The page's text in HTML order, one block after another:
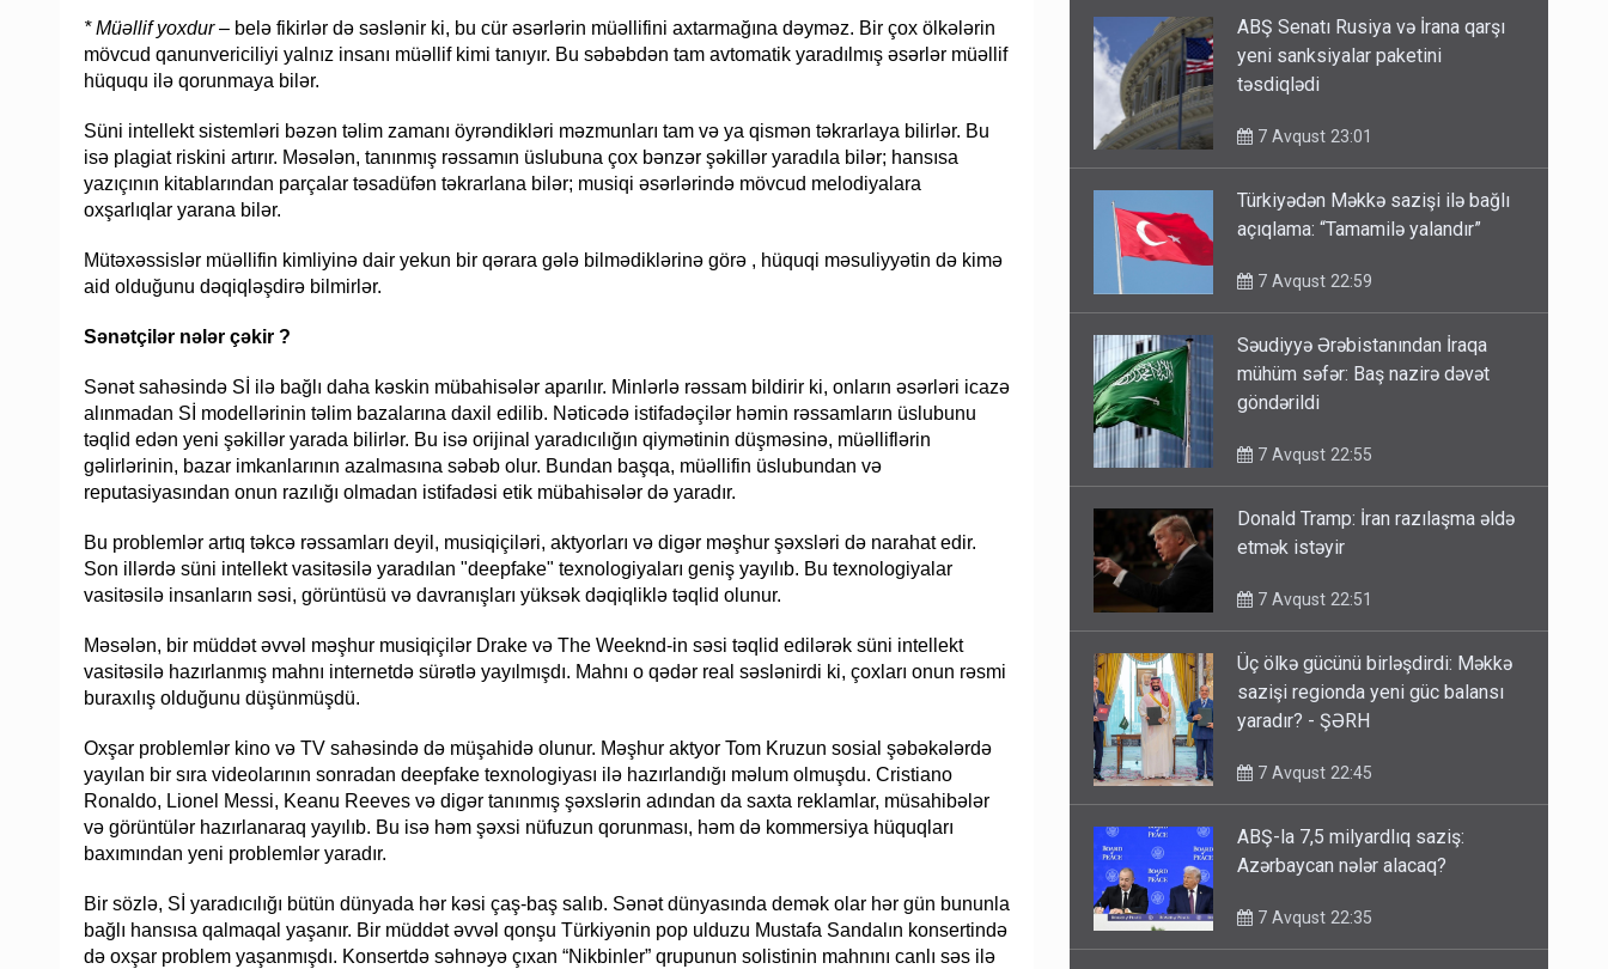
* Müəllif yoxdur– belə fikirlər də səslənir ki, bu cür əsərlərin müəllifini axtarmağına dəyməz. Bir çox ölkələrin
mövcud qanunvericiliyi yalnız insanı müəllif kimi tanıyır. Bu səbəbdən tam avtomatik yaradılmış əsərlər müəllif
hüququ ilə qorunmaya bilər.
Süni intellekt sistemləri bəzən təlim zamanı öyrəndikləri məzmunları tam və ya qismən təkrarlaya bilirlər. Bu
isə plagiat riskini artırır. Məsələn, tanınmış rəssamın üslubuna çox bənzər şəkillər yaradıla bilər; hansısa
yazıçının kitablarından parçalar təsadüfən təkrarlana bilər; musiqi əsərlərində mövcud melodiyalara
oxşarlıqlar yarana bilər.
Mütəxəssislər müəllifin kimliyinə dair yekun bir qərara gələ bilmədiklərinə görə , hüquqi məsuliyyətin də kimə
aid olduğunu dəqiqləşdirə bilmirlər.
Sənətçilər nələr çəkir ?
Sənət sahəsində Sİ ilə bağlı daha kəskin mübahisələr aparılır. Minlərlə rəssam bildirir ki, onların əsərləri icazə
alınmadan Sİ modellərinin təlim bazalarına daxil edilib. Nəticədə istifadəçilər həmin rəssamların üslubunu
təqlid edən yeni şəkillər yarada bilirlər. Bu isə orijinal yaradıcılığın qiymətinin düşməsinə, müəlliflərin
gəlirlərinin, bazar imkanlarının azalmasına səbəb olur. Bundan başqa, müəllifin üslubundan və
reputasiyasından onun razılığı olmadan istifadəsi etik mübahisələr də yaradır.
Bu problemlər artıq təkcə rəssamları deyil, musiqiçiləri, aktyorları və digər məşhur şəxsləri də narahat edir.
Son illərdə süni intellekt vasitəsilə yaradılan "deepfake" texnologiyaları geniş yayılıb. Bu texnologiyalar
vasitəsilə insanların səsi, görüntüsü və davranışları yüksək dəqiqliklə təqlid olunur.
Məsələn, bir müddət əvvəl məşhur musiqiçilər Drake və The Weeknd-in səsi təqlid edilərək süni intellekt
vasitəsilə hazırlanmış mahnı internetdə sürətlə yayılmışdı. Mahnı o qədər real səslənirdi ki, çoxları onun rəsmi
buraxılış olduğunu düşünmüşdü.
Oxşar problemlər kino və TV sahəsində də müşahidə olunur. Məşhur aktyor Tom Kruzun sosial şəbəkələrdə
yayılan bir sıra videolarının sonradan deepfake texnologiyası ilə hazırlandığı məlum olmuşdu. Cristiano
Ronaldo, Lionel Messi, Keanu Reeves və digər tanınmış şəxslərin adından da saxta reklamlar, müsahibələr
və görüntülər hazırlanaraq yayılıb. Bu isə həm şəxsi nüfuzun qorunması, həm də kommersiya hüquqları
baxımından yeni problemlər yaradır.
Bir sözlə, Sİ yaradıcılığı bütün dünyada hər kəsi çaş-baş salıb. Sənət dünyasında demək olar hər gün bununla
bağlı hansısa qalmaqal yaşanır. Bir müddət əvvəl qonşu Türkiyənin pop ulduzu Mustafa Sandalın konsertində
də oxşar problem yaşanmışdı. Konsertdə səhnəyə çıxan “Nikbinler” qrupunun solistinin mahnını canlı səs ilə
ABŞ Senatı Rusiya və İrana qarşı
yeni sanksiyalar paketini
təsdiqlədi
7 Avqust 23:01
Türkiyədən Məkkə sazişi ilə bağlı
açıqlama: “Tamamilə yalandır”
7 Avqust 22:59
Səudiyyə Ərəbistanından İraqa
mühüm səfər: Baş nazirə dəvət
göndərildi
7 Avqust 22:55
Donald Tramp: İran razılaşma əldə
etmək istəyir
7 Avqust 22:51
Üç ölkə gücünü birləşdirdi: Məkkə
sazişi regionda yeni güc balansı
yaradır? - ŞƏRH
7 Avqust 22:45
ABŞ-la 7,5 milyardlıq saziş:
Azərbaycan nələr alacaq?
7 Avqust 22:35